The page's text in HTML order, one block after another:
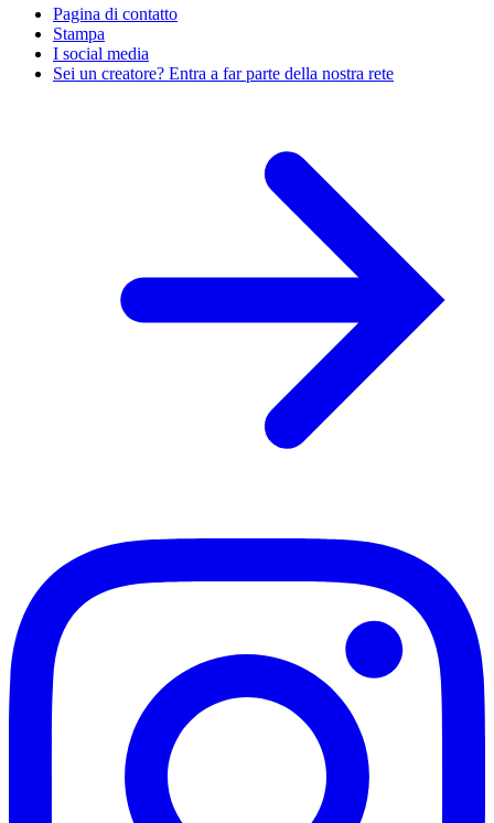
Pagina di contatto
Stampa
I social media
Sei un creatore? Entra a far parte della nostra rete